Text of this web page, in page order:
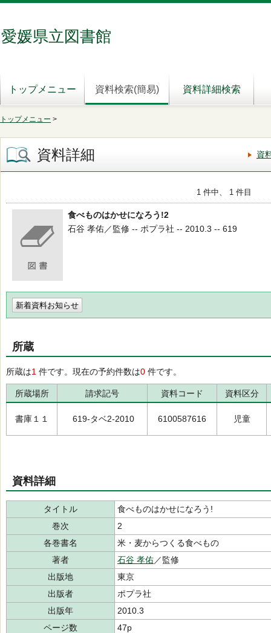
愛媛県立図書館
トップメニュー 資料検索(簡易) 資料詳細検索
トップメニュー >
資料詳細 資
1 件中、 1 件目
食べものはかせになろう!2
石谷 孝佑／監修 -- ポプラ社 -- 2010.3 -- 619
新着資料お知らせ
所蔵
所蔵は1 件です。現在の予約件数は0 件です。
所蔵場所 請求記号 資料コード 資料区分
書庫１１ 619-タベ2-2010 6100587616 児童
資料詳細
タイトル
食べものはかせになろう!
巻次
2
各巻書名
米・麦からつくる食べもの
著者
石谷 孝佑／監修
出版地
東京
出版者
ポプラ社
出版年
2010.3
ページ数
47p